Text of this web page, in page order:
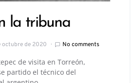
la tribuna
octubre de 2020 No comments
de visita en Torreón,
partido el técnico del